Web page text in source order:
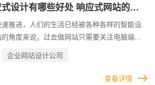
设计有哪些好处 响应式网站的优
推进，人们的生活已经被各种各样的智能设
角度来说，过去做网站只需要关注电脑端即
端与电脑端的差别太过明显，电脑样式的网
正常浏览，所以要开发移动端网站。但是随
企业网站设计公司
查看详情